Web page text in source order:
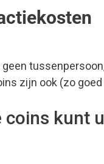
zijn ook (zo
kunt